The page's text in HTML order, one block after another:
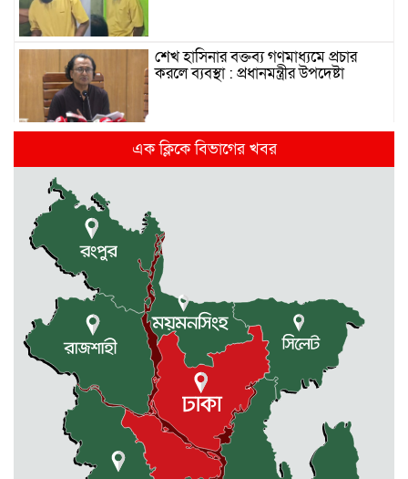
শেখ হাসিনার বক্তব্য গণমাধ্যমে প্রচার
করলে ব্যবস্থা : প্রধানমন্ত্রীর উপদেষ্টা
দিল্লিতে হাসিনার গণমাধ্যমে ভাষণ নিয়ে যা
বলছে ভারত
রাজধানীর তিন ক্যাম্পাসে ছাত্রদল-
ছাত্রশিবির দফায় দফায় সংঘর্ষ
সরকারের ফ্যামিলি কার্ড কার্যক্রম
বাস্তবায়নে ব্যয় ২০০০ কোটি টাকা
মোহনগঞ্জে কর্মস্থলেই অসুস্থ- রক্তবমির পর
প্রাণ গেল স্বাস্থ্য কর্মকর্তার
এক ক্লিকে বিভাগের খবর